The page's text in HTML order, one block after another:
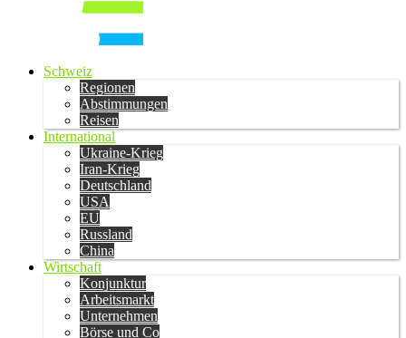
Schweiz
Regionen
Abstimmungen
Reisen
International
Ukraine-Krieg
Iran-Krieg
Deutschland
USA
EU
Russland
China
Wirtschaft
Konjunktur
Arbeitsmarkt
Unternehmen
Börse und Co